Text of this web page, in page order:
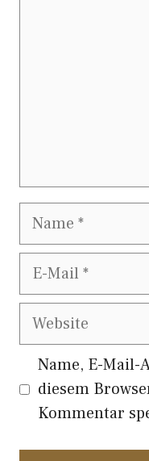
Name
E-
Website
Name, E-Mail-
diesem
Kommentar